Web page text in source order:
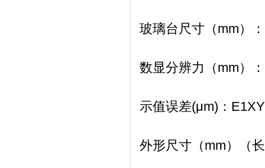
玻璃台尺寸（mm）：
数显分辨力（mm）：
示值误差(μm)：
外形尺寸（mm） （